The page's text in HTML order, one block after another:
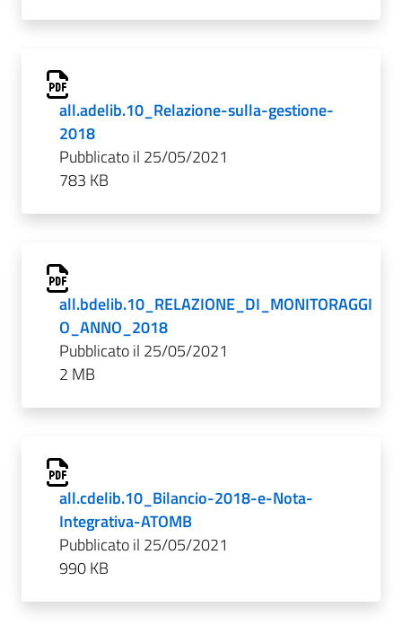
all.adelib.10_Relazione-sulla-gestione-
2018
Pubblicato il 25/05/2021
783 KB
all.bdelib.10_RELAZIONE_DI_MONITORAGGI
O_ANNO_2018
Pubblicato il 25/05/2021
2 MB
all.cdelib.10_Bilancio-2018-e-Nota-
Integrativa-ATOMB
Pubblicato il 25/05/2021
990 KB